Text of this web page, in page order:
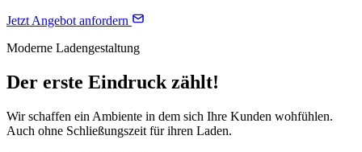
Jetzt Angebot anfordern
Moderne Ladengestaltung
Der erste Eindruck zählt!
Wir schaffen ein Ambiente in dem sich Ihre Kunden wohfühlen.
Auch ohne Schließungszeit für ihren Laden.